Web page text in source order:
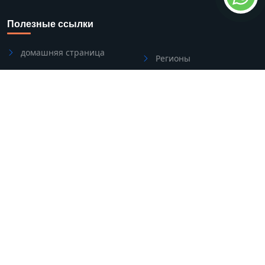
Полезные ссылки
домашняя страница
Регионы